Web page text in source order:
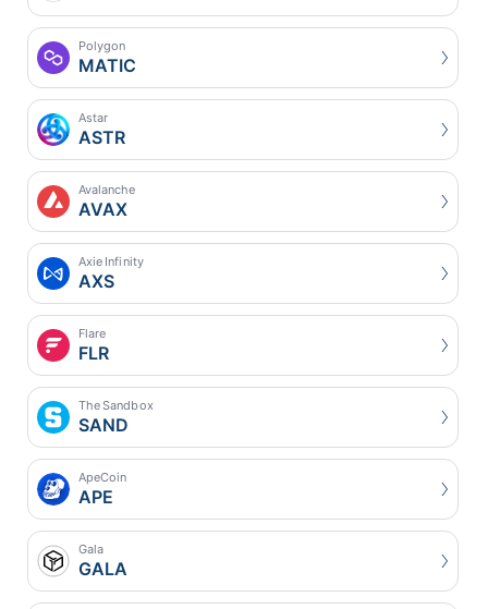
Polygon
MATIC
Astar
ASTR
Avalanche
AVAX
Axie Infinity
AXS
Flare
FLR
The Sandbox
SAND
ApeCoin
APE
Gala
GALA